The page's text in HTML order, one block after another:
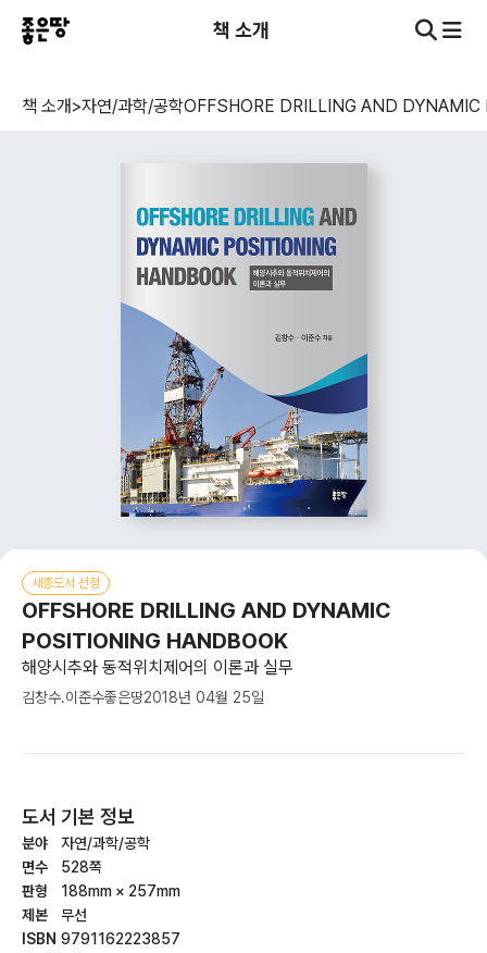
책 소개
책 소개>자연/과학/공학OFFSHORE DRILLING AND
세종도서 선정
OFFSHORE DRILLING AND DYNAMIC
POSITIONING HANDBOOK
해양시추와 동적위치제어의 이론과 실무
김창수.이준수좋은땅2018년 04월 25일
도서 기본 정보
분야
면수
판형
제본
ISBN
자연/과학/공학
528쪽
188mm × 257mm
무선
9791162223857